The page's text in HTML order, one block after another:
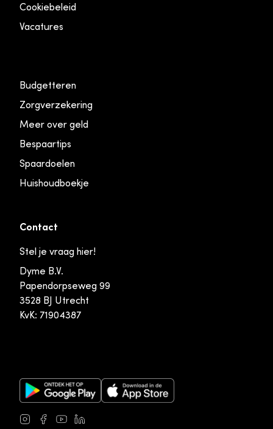
Cookiebeleid
Vacatures
Budgetteren
Zorgverzekering
Meer over geld
Bespaartips
Spaardoelen
Huishoudboekje
Contact
Stel je vraag hier!
Dyme B.V.
Papendorpseweg 99
3528 BJ Utrecht
KvK: 71904387
Google Play Store Apple App Store
Instagram
Facebook
YoutubeLinkedIn